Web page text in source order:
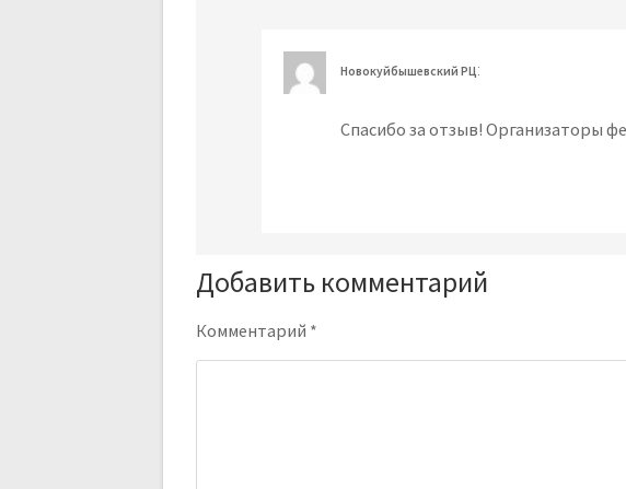
Новокуйбышевский РЦ:
Спасибо за отзыв! Организаторы
Добавить комментарий
Комментарий *